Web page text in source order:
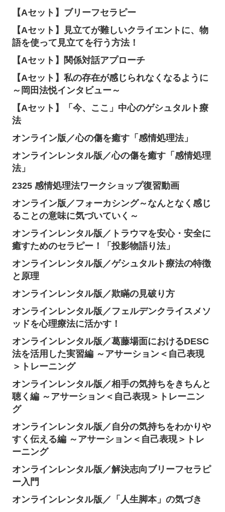
【Aセット】ブリーフセラピー
【Aセット】見立てが難しいクライエントに、物
語を使って見立てを行う方法！
【Aセット】関係対話アプローチ
【Aセット】私の存在が感じられなくなるように
～岡田法悦インタビュー～
【Aセット】「今、ここ」中心のゲシュタルト療
法
オンライン版／心の傷を癒す「感情処理法」
オンラインレンタル版／心の傷を癒す「感情処理
法」
2325 感情処理法ワークショップ復習動画
オンライン版／フォーカシング～なんとなく感じ
ることの意味に気づいていく～
オンラインレンタル版／トラウマを安心・安全に
癒すためのセラピー！「投影物語り法」
オンラインレンタル版／ゲシュタルト療法の特徴
と原理
オンラインレンタル版／欺瞞の見破り方
オンラインレンタル版／フェルデンクライスメソ
ッドを心理療法に活かす！
オンラインレンタル版／葛藤場面におけるDESC
法を活用した実習編 ～アサーション＜自己表現
＞トレーニング
オンラインレンタル版／相手の気持ちをきちんと
聴く編 ～アサーション＜自己表現＞トレーニン
グ
オンラインレンタル版／自分の気持ちをわかりや
すく伝える編 ～アサーション＜自己表現＞トレ
ーニング
オンラインレンタル版／解決志向ブリーフセラピ
ー入門
オンラインレンタル版／「人生脚本」の気づき